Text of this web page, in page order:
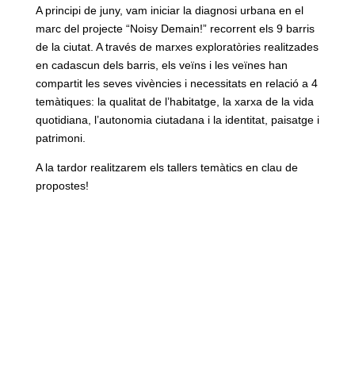
A principi de juny, vam iniciar la diagnosi urbana en el
marc del projecte “Noisy Demain!” recorrent els 9 barris
de la ciutat. A través de marxes exploratòries realitzades
en cadascun dels barris, els veïns i les veïnes han
compartit les seves vivències i necessitats en relació a 4
temàtiques: la qualitat de l’habitatge, la xarxa de la vida
quotidiana, l’autonomia ciutadana i la identitat, paisatge i
patrimoni.
A la tardor realitzarem els tallers temàtics en clau de
propostes!